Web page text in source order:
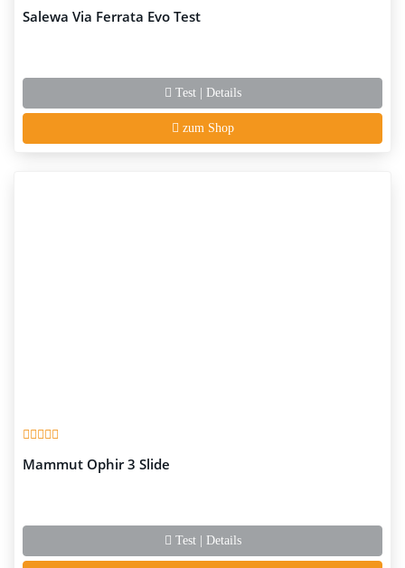
Salewa Via Ferrata Evo Test
Test | Details
zum Shop
Mammut Ophir 3 Slide
Test | Details